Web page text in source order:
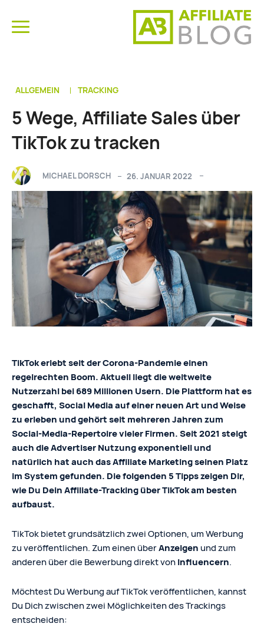
ALLGEMEIN TRACKING
5 Wege, Affiliate Sales über
TikTok zu tracken
MICHAEL DORSCH 26. JANUAR 2022
TikTokerlebt seit der Corona-Pandemie einen
regelrechten Boom. Aktuell liegt die weltweite
Nutzerzahl bei 689 Millionen Usern. Die Plattform hat es
geschafft, Social Media auf einer neuen Art und Weise
zu erleben und gehört seit mehreren Jahren zum
Social-Media-Repertoire vieler Firmen. Seit 2021 steigt
auch die Advertiser Nutzung exponentiell und
natürlich hat auch das Affiliate Marketing seinen Platz
im System gefunden. Die folgenden 5 Tipps zeigen Dir,
wie Du Dein Affiliate-Tracking über TikTok am besten
aufbaust.
TikTok bietet grundsätzlich zwei Optionen, um Werbung
zu veröffentlichen. Zum einen überAnzeigenund zum
anderen über die Bewerbung direkt vonInfluencern.
Möchtest Du Werbung auf TikTok veröffentlichen, kannst
Du Dich zwischen zwei Möglichkeiten des Trackings
entscheiden: